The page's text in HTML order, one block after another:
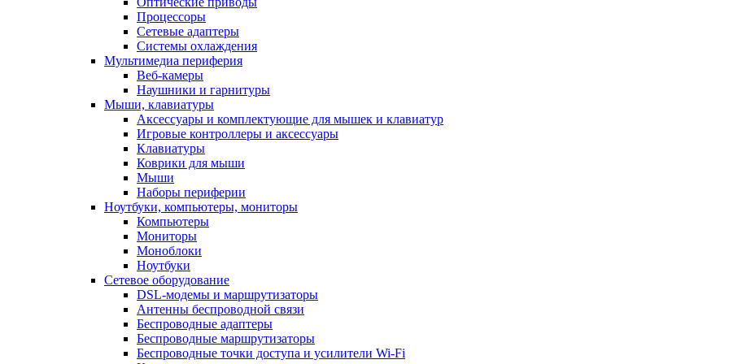
Процессоры
Сетевые адаптеры
Системы охлаждения
Мультимедиа периферия
Веб-камеры
Наушники и гарнитуры
Мыши, клавиатуры
Аксессуары и комплектующие для мышек и клавиатур
Игровые контроллеры и аксессуары
Клавиатуры
Коврики для мыши
Мыши
Наборы периферии
Ноутбуки, компьютеры, мониторы
Компьютеры
Мониторы
Моноблоки
Ноутбуки
Сетевое оборудование
DSL-модемы и маршрутизаторы
Антенны беспроводной связи
Беспроводные адаптеры
Беспроводные маршрутизаторы
Беспроводные точки доступа и усилители Wi-Fi